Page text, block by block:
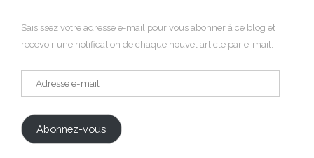
Saisissez votre adresse e-mail pour vous abonner à ce blog et
recevoir une notification de chaque nouvel article par e-mail.
Adresse
e-
Abonnez-vous